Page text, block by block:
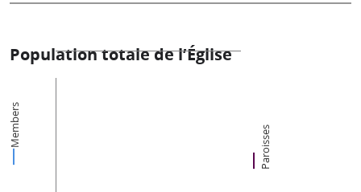
Population totale de l’Église
Members Paroisses